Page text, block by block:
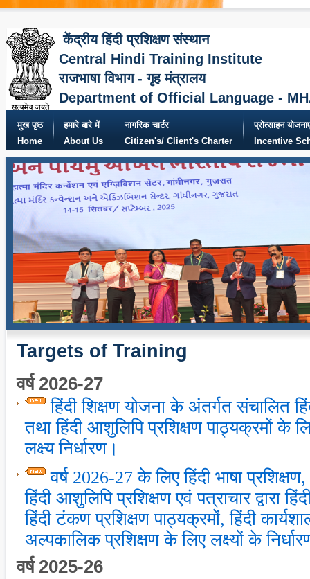
केंद्रीय हिंदी प्रशिक्षण संस्थान
Central Hindi Training Institute
राजभाषा विभाग - गृह मंत्रालय
Department of Official Language -
मुख पृष्ठ
Home
हमारे बारे में
About Us
नागरिक चार्टर
Citizen's/ Client's Charter
प्रोत्साहन
Incentive
Targets of Training
वर्ष 2026-27
हिंदी शिक्षण योजना के अंतर्गत संचालित
तथा हिंदी आशुलिपि प्रशिक्षण पाठ्यक्रमों के
लक्ष्य निर्धारण।
वर्ष 2026-27 के लिए हिंदी भाषा
हिंदी आशुलिपि प्रशिक्षण एवं पत्राचार द्वारा
हिंदी टंकण प्रशिक्षण पाठ्यक्रमों, हिंदी
अल्पकालिक प्रशिक्षण के लिए लक्ष्यों के
वर्ष 2025-26